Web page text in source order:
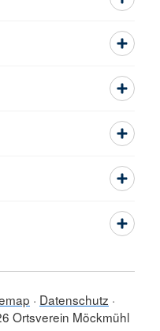
Datenschutz
Ortsverein Möckmühl